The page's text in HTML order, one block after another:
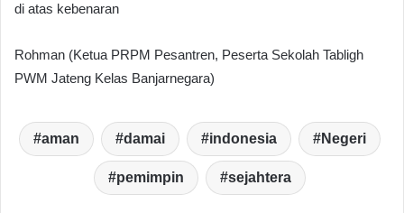
di atas kebenaran
Rohman (Ketua PRPM Pesantren, Peserta Sekolah Tabligh
PWM Jateng Kelas Banjarnegara)
aman damai indonesia Negeri
pemimpin sejahtera